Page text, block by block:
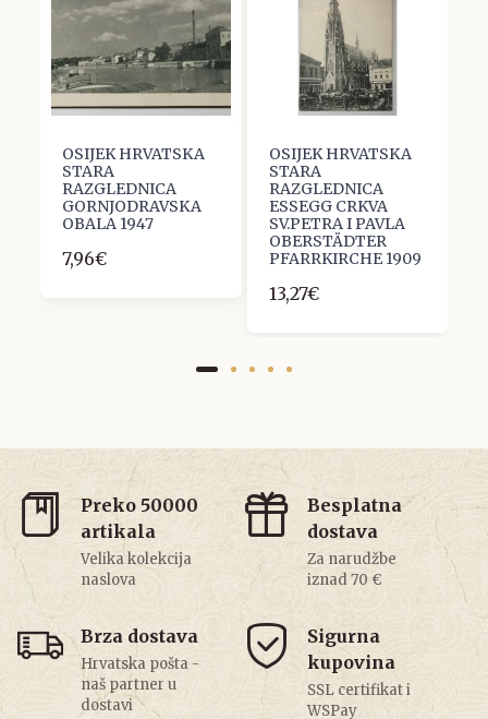
OSIJEK HRVATSKA
STARA
RAZGLEDNICA
GORNJODRAVSKA
OBALA 1947
7,96€
OSIJEK HRVATSKA
STARA
RAZGLEDNICA
ESSEGG CRKVA
SV.PETRA I PAVLA
OBERSTÄDTER
PFARRKIRCHE 1909
13,27€
Preko 50000
artikala
Velika kolekcija
naslova
Besplatna
dostava
Za narudžbe
iznad 70 €
Brza dostava
Hrvatska pošta -
naš partner u
dostavi
Sigurna
kupovina
SSL certifikat i
WSPay